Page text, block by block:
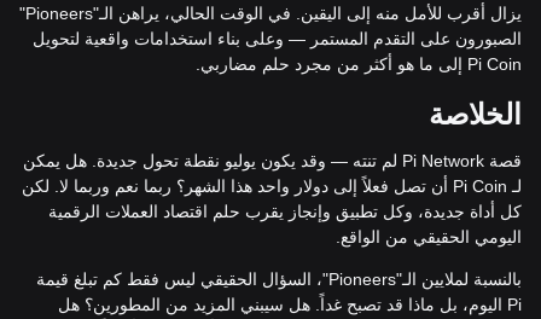
يزال أقرب للأمل منه إلى اليقين. في الوقت الحالي، يراهن الـ"Pioneers"
الصبورون على التقدم المستمر — وعلى بناء استخدامات واقعية لتحويل
Pi Coin إلى ما هو أكثر من مجرد حلم مضاربي.
الخلاصة
قصة Pi Network لم تنته — وقد يكون يوليو نقطة تحول جديدة. هل يمكن
لـ Pi Coin أن تصل فعلاً إلى دولار واحد هذا الشهر؟ ربما نعم وربما لا. لكن
كل أداة جديدة، وكل تطبيق وإنجاز يقرب حلم اقتصاد العملات الرقمية
اليومي الحقيقي من الواقع.
بالنسبة لملايين الـ"Pioneers"، السؤال الحقيقي ليس فقط كم تبلغ قيمة
Pi اليوم، بل ماذا قد تصبح غداً. هل سيبني المزيد من المطورين؟ هل